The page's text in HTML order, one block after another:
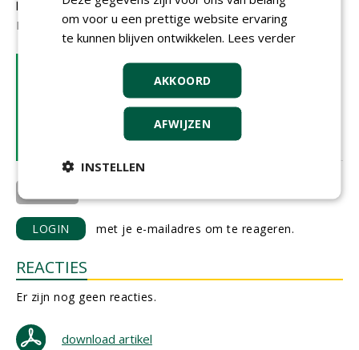
leveren, maar ook kunnen aantonen waarom het goed is.
Daar investeren wij elke dag in.'
Circulair werken begint bij de
bron
LOGIN met je e-mailadres om te reageren.
REACTIES
Er zijn nog geen reacties.
download artikel
om voor u een prettige website ervaring
te kunnen blijven ontwikkelen. Lees verder
AKKOORD
AFWIJZEN
INSTELLEN